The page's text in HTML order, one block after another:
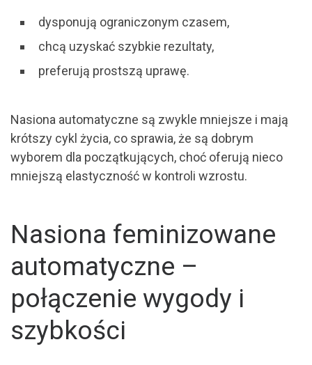
dysponują ograniczonym czasem,
chcą uzyskać szybkie rezultaty,
preferują prostszą uprawę.
Nasiona automatyczne są zwykle mniejsze i mają
krótszy cykl życia, co sprawia, że są dobrym
wyborem dla początkujących, choć oferują nieco
mniejszą elastyczność w kontroli wzrostu.
Nasiona feminizowane
automatyczne –
połączenie wygody i
szybkości